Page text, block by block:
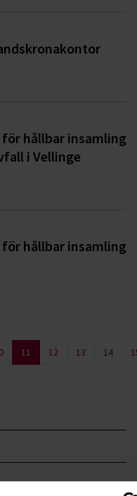
hållbar insamling
i Vellinge
hållbar insamling
11 12 13 14